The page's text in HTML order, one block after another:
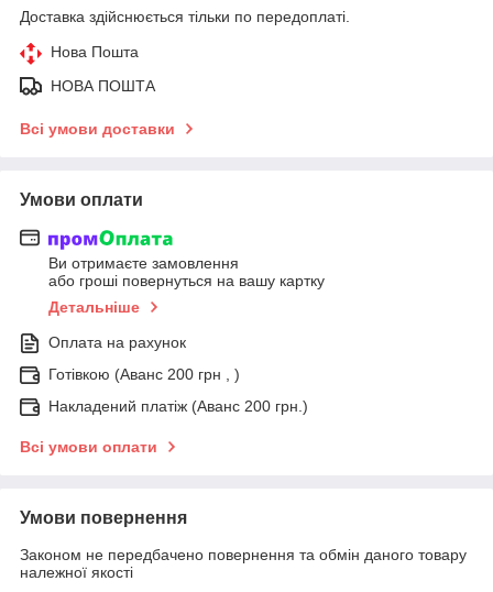
Доставка здійснюється тільки по передоплаті.
Нова Пошта
НОВА ПОШТА
Всі умови доставки
Умови оплати
Ви отримаєте замовлення
або гроші повернуться на вашу картку
Детальніше
Оплата на рахунок
Готівкою (Аванс 200 грн , )
Накладений платіж (Аванс 200 грн.)
Всі умови оплати
Умови повернення
Законом не передбачено повернення та обмін даного товару
належної якості